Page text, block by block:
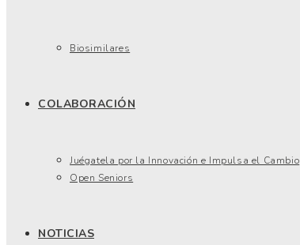
Biosimilares
COLABORACIÓN
Juégatela por la Innovación e Impulsa el Cambio
Open Seniors
NOTICIAS